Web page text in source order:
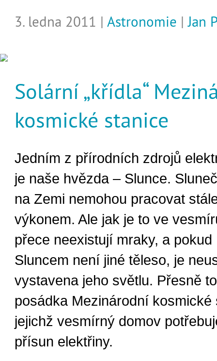
3. ledna 2011 | Astronomie |Jan
Solární „křídla“
kosmické stanice
Jedním z přírodních zdrojů
je naše hvězda – Slunce.
na Zemi nemohou pracovat
výkonem. Ale jak je to ve
přece neexistují mraky, a
Sluncem není jiné těleso, je
vystavena jeho světlu. Přesně
posádka Mezinárodní kosmické
jejichž vesmírný domov
přísun elektřiny.